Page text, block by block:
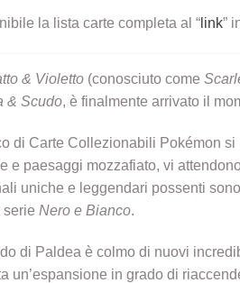
la lista carte completa al “link”
& Violetto(conosciuto come
& Scudo, è finalmente arrivato il
di Carte Collezionabili Pokémon
e paesaggi mozzafiato, vi
uniche e leggendari possenti
serie Nero e Bianco.
di Paldea è colmo di nuovi
un’espansione in grado di